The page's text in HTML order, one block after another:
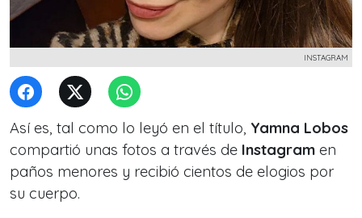
INSTAGRAM
Así es, tal como lo leyó en el título, Yamna Lobos
compartió unas fotos a través de Instagram en
paños menores y recibió cientos de elogios por
su cuerpo.